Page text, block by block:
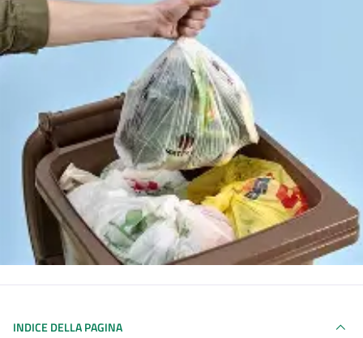
INDICE DELLA PAGINA